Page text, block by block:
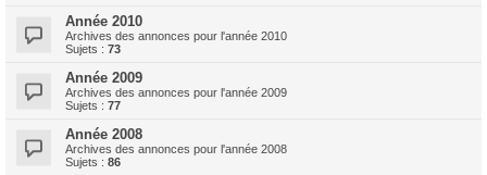
Année 2010
Archives des annonces pour l'année 2010
Sujets : 73
Année 2009
Archives des annonces pour l'année 2009
Sujets : 77
Année 2008
Archives des annonces pour l'année 2008
Sujets : 86